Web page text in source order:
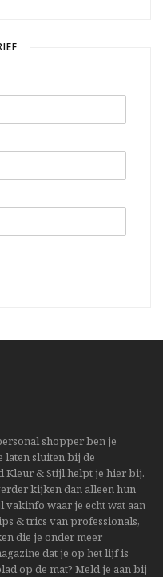
shopper ben je
laten sluiten bij de
Kleur & Stijl helpt je hier bij.
kijken dan alleen hun
waar je echt wat aan
& trics van professionals,
die je onder meer
dat je op het lijf is
op de mat? Meld je aan bij